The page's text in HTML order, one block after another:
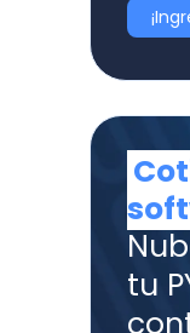
tu